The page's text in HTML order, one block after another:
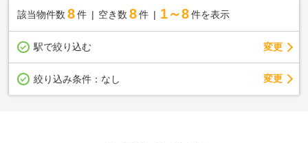
該当物件数 8件 空き数 8 件 1～8 件を表示
駅で絞り込む 変更
絞り込み条件： なし 変更